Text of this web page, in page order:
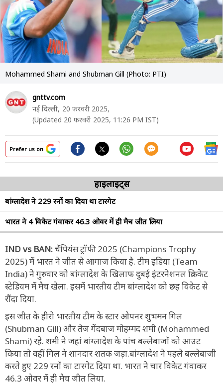
Mohammed Shami and Shubman Gill (Photo: PTI)
gnttv.com
नई दिल्ली, 20 फरवरी 2025,
(Updated 20 फरवरी 2025, 11:26 PM IST)
Prefer us on
हाइलाइट्स
बांग्लादेश ने 229 रनों का दिया था टारगेट
भारत ने 4 विकेट गंवाकर 46.3 ओवर में ही मैच जीत लिया
IND vs BAN:चैंपियंस ट्रॉफी 2025 (Champions Trophy
2025) में भारत ने जीत से आगाज किया है. टीम इंडिया (Team
India) ने गुरुवार को बांग्लादेश के खिलाफ दुबई इंटरनेशनल क्रिकेट
स्टेडियम में मैच खेला. इसमें भारतीय टीम बांग्लादेश को छह विकेट से
रौंदा दिया.
इस जीत के हीरो भारतीय टीम के स्टार ओपनर शुभमन गिल
(Shubman Gill) और तेज गेंदबाज मोहम्मद शमी (Mohammed
Shami) रहे. शमी ने जहां बांग्लादेश के पांच बल्लेबाजों को आउट
किया तो वहीं गिल ने शानदार शतक जड़ा.बांग्लादेश ने पहले बल्लेबाजी
करते हुए 229 रनों का टारगेट दिया था. भारत ने चार विकेट गंवाकर
46.3 ओवर में ही मैच जीत लिया.